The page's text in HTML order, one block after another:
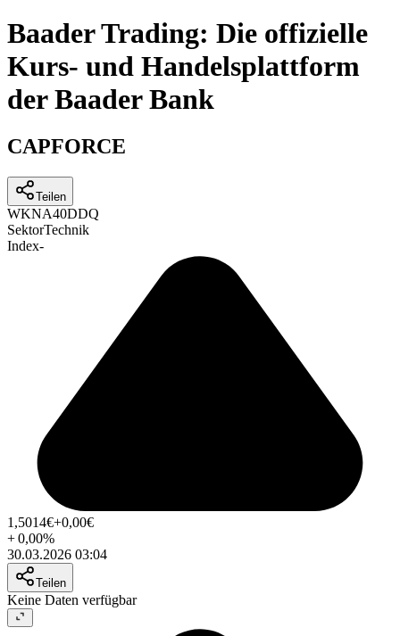
Baader Trading: Die offizielle
Kurs- und Handelsplattform
der Baader Bank
CAPFORCE
Teilen
WKNA40DDQ
SektorTechnik
Index-
1,5014€+0,00€
+0,00%
30.03.2026 03:04
Teilen
Keine Daten verfügbar